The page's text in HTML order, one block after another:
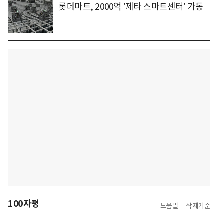
롯데마트, 2000억 '제타 스마트센터' 가동
100자평 도움말 삭제기준